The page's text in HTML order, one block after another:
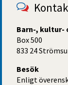
Barn-, kultur-
Box 500
833 24
Besök
Enligt